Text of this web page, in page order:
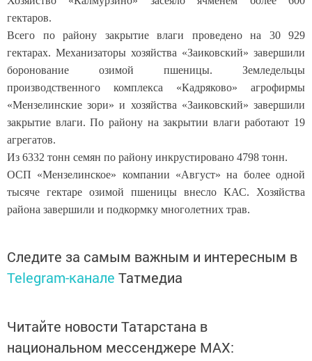
гектаров.
Всего по району закрытие влаги проведено на 30 929
гектарах. Механизаторы хозяйства «Заиковский» завершили
боронование озимой пшеницы. Земледельцы
производственного комплекса «Кадряково» агрофирмы
«Мензелинские зори» и хозяйства «Заиковский» завершили
закрытие влаги. По району на закрытии влаги работают 19
агрегатов.
Из 6332 тонн семян по району инкрустировано 4798 тонн.
ОСП «Мензелинское» компании «Август» на более одной
тысяче гектаре озимой пшеницы внесло КАС. Хозяйства
района завершили и подкормку многолетних трав.
Следите за самым важным и интересным в
Telegram-канале Татмедиа
Читайте новости Татарстана в
национальном мессенджере MАХ: